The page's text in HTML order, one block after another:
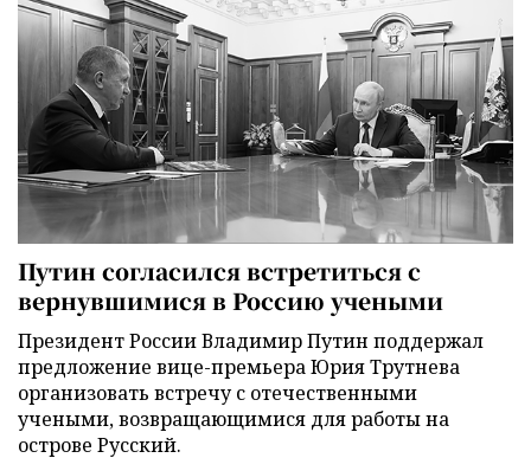
Путин согласился встретиться с
вернувшимися в Россию учеными
Президент России Владимир Путин поддержал
предложение вице-премьера Юрия Трутнева
организовать встречу с отечественными
учеными, возвращающимися для работы на
острове Русский.